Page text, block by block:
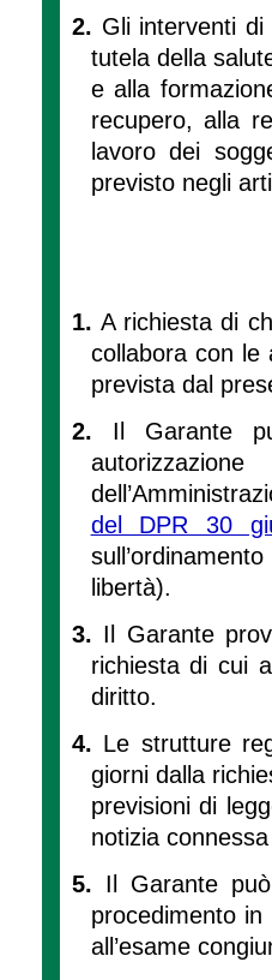
2. Gli interventi
tutela della
e alla
recupero, alla
lavoro dei
previsto negli
1.A richiesta di
collabora con le
prevista dal
2. Il Garante
del DPR 30
libertà).
3. Il Garante
richiesta di cui
diritto.
4. Le strutture
giorni dalla
previsioni di
notizia
5. Il Garante
procedimento
all’esame